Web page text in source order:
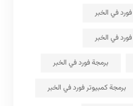
في الخبر
في الخبر
برمجة فورد في الخبر
برمجة كمبيوتر فورد في الخبر